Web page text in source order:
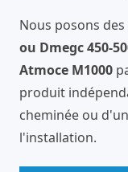
Nous posons des
ou Dmegc 450-
Atmoce M1000
produit
cheminée ou
l'installation.